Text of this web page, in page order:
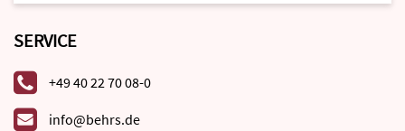
SERVICE
+49 40 22 70 08-0
info@behrs.de